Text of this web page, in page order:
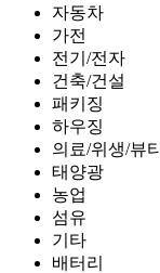
자동차
가전
전기/전자
건축/건설
패키징
하우징
의료/위생/뷰티
태양광
농업
섬유
기타
배터리